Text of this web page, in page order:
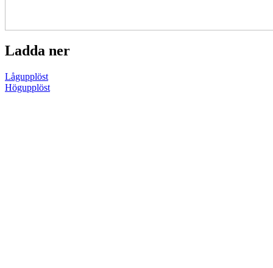
Ladda ner
Lågupplöst
Högupplöst